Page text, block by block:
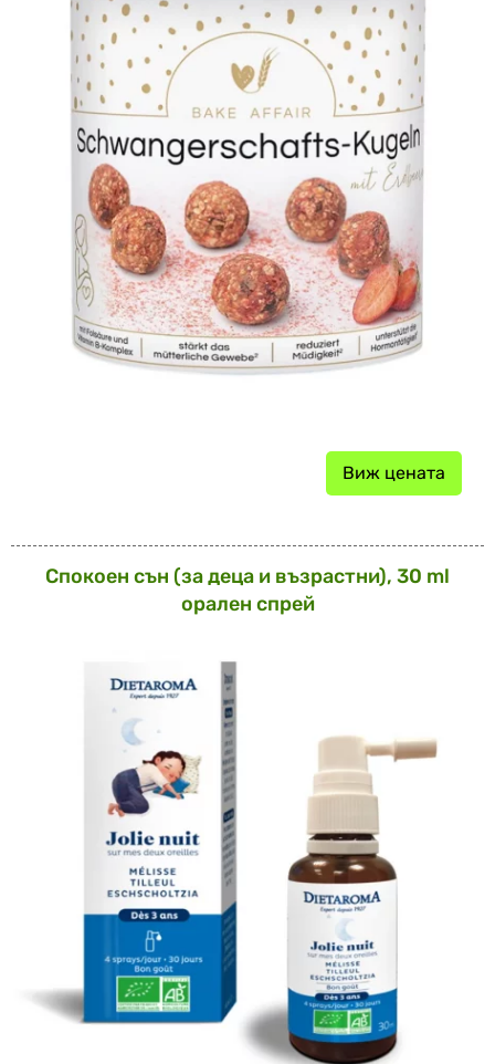
Виж цената
Спокоен сън (за деца и възрастни), 30 ml
орален спрей